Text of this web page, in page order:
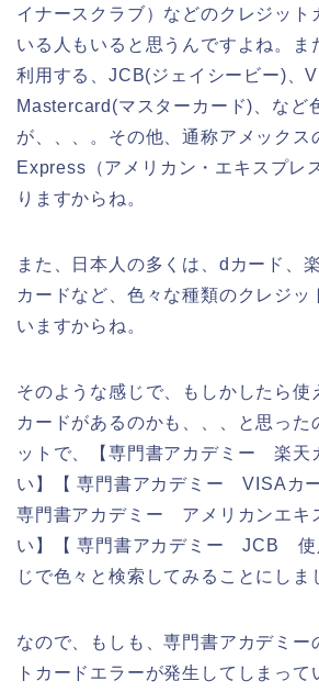
イナースクラブ）などのクレジット
いる人もいると思うんですよね。ま
利用する、JCB(ジェイシービー)、
Mastercard(マスターカード)、など
が、、、。その他、通称アメックス
Express（アメリカン・エキスプレ
りますからね。
また、日本人の多くは、dカード、
カードなど、色々な種類のクレジッ
いますからね。
そのような感じで、もしかしたら使
カードがあるのかも、、、と思った
ットで、【専門書アカデミー 楽
い】【 専門書アカデミー VISAカ
専門書アカデミー アメリカンエ
い】【 専門書アカデミー JCB 使
じで色々と検索してみることにしま
なので、もしも、専門書アカデミー
トカードエラーが発生してしまって